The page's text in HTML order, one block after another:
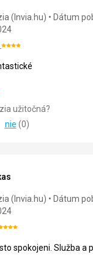
(Invia.hu)
Dátum
Hodnotenie:
užitočná?
nie (0)
(Invia.hu)
Dátum
spokojeni. Služba a